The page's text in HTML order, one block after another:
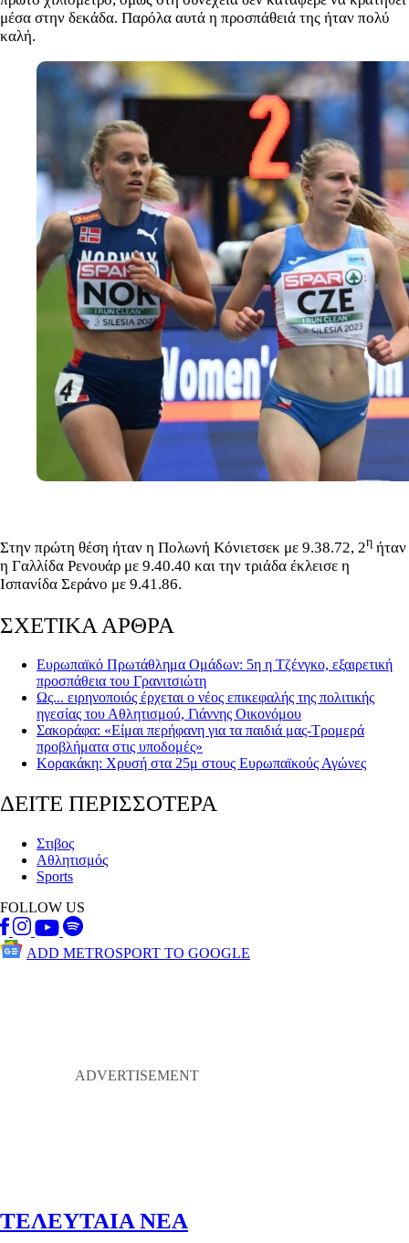
μέσα στην δεκάδα. Παρόλα αυτά η προσπάθειά της ήταν πολύ
καλή.
Στην πρώτη θέση ήταν η Πολωνή Κόνιετσεκ με 9.38.72, 2η ήταν
η Γαλλίδα Ρενουάρ με 9.40.40 και την τριάδα έκλεισε η
Ισπανίδα Σεράνο με 9.41.86.
ΣΧΕΤΙΚΑ ΑΡΘΡΑ
Ευρωπαϊκό Πρωτάθλημα Ομάδων: 5η η Τζένγκο, εξαιρετική
προσπάθεια του Γρανιτσιώτη
Ως... ειρηνοποιός έρχεται ο νέος επικεφαλής της πολιτικής
ηγεσίας του Αθλητισμού, Γιάννης Οικονόμου
Σακοράφα: «Είμαι περήφανη για τα παιδιά μας-Τρομερά
προβλήματα στις υποδομές»
Κορακάκη: Χρυσή στα 25μ στους Ευρωπαϊκούς Αγώνες
ΔΕΙΤΕ ΠΕΡΙΣΣΟΤΕΡΑ
Στιβος
Αθλητισμός
Sports
FOLLOW US
ADD METROSPORT TO GOOGLE
ΤΕΛΕΥΤΑΙΑ ΝΕΑ